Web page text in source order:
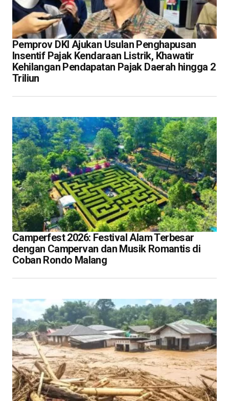
Pemprov DKI Ajukan Usulan Penghapusan
Insentif Pajak Kendaraan Listrik, Khawatir
Kehilangan Pendapatan Pajak Daerah hingga 2
Triliun
Camperfest 2026: Festival Alam Terbesar
dengan Campervan dan Musik Romantis di
Coban Rondo Malang